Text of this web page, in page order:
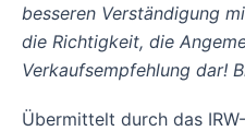
besseren Verständigung
die Richtigkeit, die
Verkaufsempfehlung dar!
Übermittelt durch das